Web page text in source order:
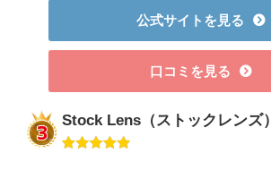
公式サイトを見る
口コミを見る
Stock Lens（ストックレンズ）